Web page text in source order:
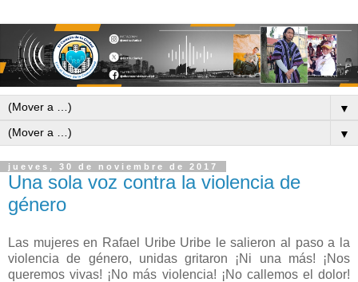
▼
▼
jueves, 30 de noviembre de 2017
Una sola voz contra la violencia de
género
Las mujeres en Rafael Uribe Uribe le salieron al paso a la
violencia de género, unidas gritaron ¡Ni una más! ¡Nos
queremos vivas! ¡No más violencia! ¡No callemos el dolor!